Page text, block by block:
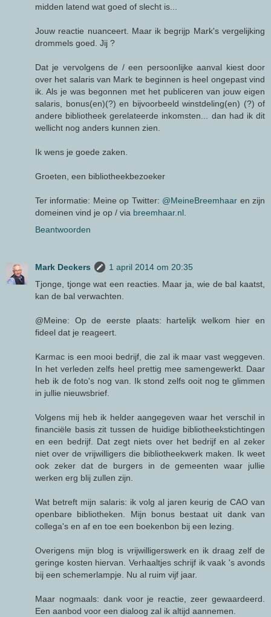
midden latend wat goed of slecht is...
Jouw reactie nuanceert. Maar ik begrijp Mark's vergelijking
drommels goed. Jij ?
Dat je vervolgens de / een persoonlijke aanval kiest door
over het salaris van Mark te beginnen is heel ongepast vind
ik. Als je was begonnen met het publiceren van jouw eigen
salaris, bonus(en)(?) en bijvoorbeeld winstdeling(en) (?) of
andere bibliotheek gerelateerde inkomsten... dan had ik dit
wellicht nog anders kunnen zien.
Ik wens je goede zaken.
Groeten, een bibliotheekbezoeker
Ter informatie: Meine op Twitter: @MeineBreemhaar en zijn
domeinen vind je op / via breemhaar.nl.
Beantwoorden
Mark Deckers
1 april 2014 om 20:35
Tjonge, tjonge wat een reacties. Maar ja, wie de bal kaatst,
kan de bal verwachten.
@Meine: Op de eerste plaats: hartelijk welkom hier en
fideel dat je reageert.
Karmac is een mooi bedrijf, die zal ik maar vast weggeven.
In het verleden zelfs heel prettig mee samengewerkt. Daar
heb ik de foto's nog van. Ik stond zelfs ooit nog te glimmen
in jullie nieuwsbrief.
Volgens mij heb ik helder aangegeven waar het verschil in
financiële basis zit tussen de huidige bibliotheekstichtingen
en een bedrijf. Dat zegt niets over het bedrijf en al zeker
niet over de vrijwilligers die bibliotheekwerk maken. Ik weet
ook zeker dat de burgers in de gemeenten waar jullie
werken erg blij zullen zijn.
Wat betreft mijn salaris: ik volg al jaren keurig de CAO van
openbare bibliotheken. Mijn bonus bestaat uit dank van
collega's en af en toe een boekenbon bij een lezing.
Overigens mijn blog is vrijwilligerswerk en ik draag zelf de
geringe kosten hiervan. Verhaaltjes schrijf ik vaak 's avonds
bij een schemerlampje. Nu al ruim vijf jaar.
Maar nogmaals: dank voor je reactie, zeer gewaardeerd.
Een aanbod voor een dialoog zal ik altijd aannemen.